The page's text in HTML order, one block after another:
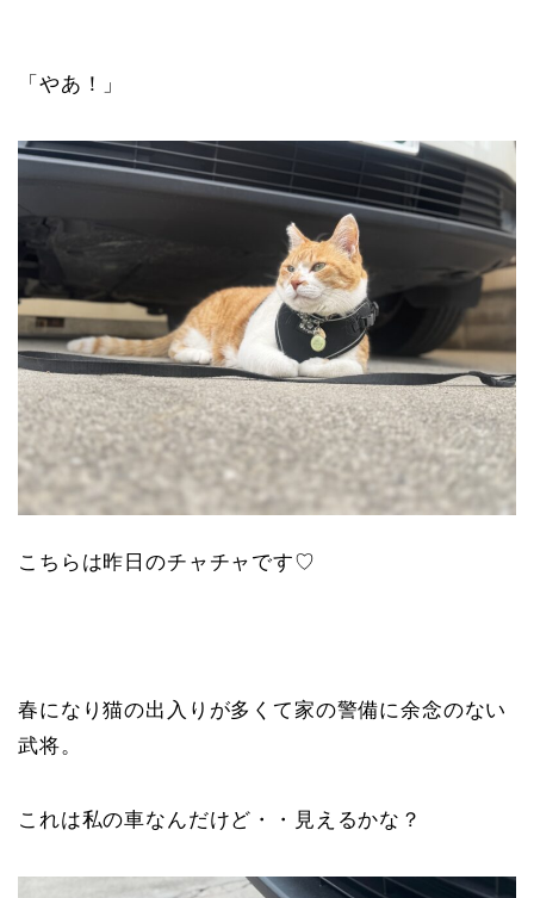
「やあ！」
こちらは昨日のチャチャです♡
春になり猫の出入りが多くて家の警備に余念のない
武将。
これは私の車なんだけど・・見えるかな？